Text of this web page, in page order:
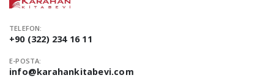
TELEFON:
+90 (322) 234 16 11
E-POSTA:
info@karahankitabevi.com